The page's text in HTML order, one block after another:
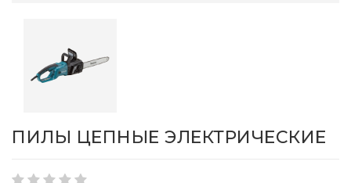
ПИЛЫ ЦЕПНЫЕ ЭЛЕКТРИЧЕСКИЕ